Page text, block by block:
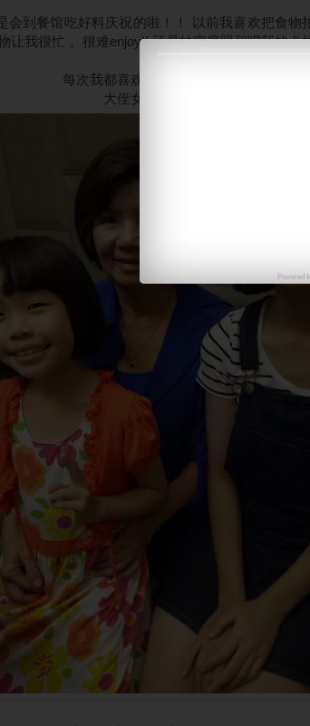
Powered
会到餐馆吃好料庆祝的啦！！ 以前我喜欢把食物
让我很忙， 很难enjoy!! 还是拍家庭照和唱我的
每次我都喜欢叫侄女们和婆婆拍照的！！
大侄女已经高过婆婆咯！！